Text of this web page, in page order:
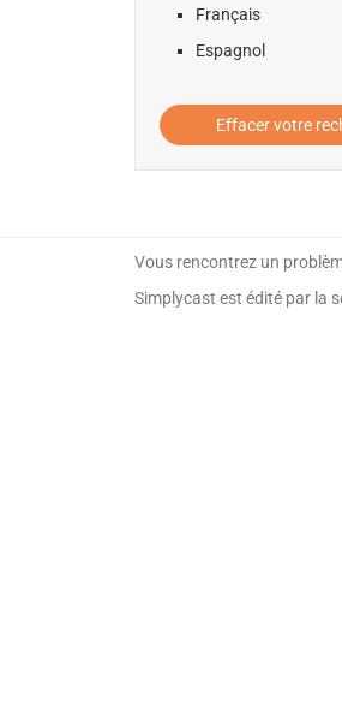
Français
Espagnol
Effacer votre
Vous rencontrez un
Simplycast est édité par la